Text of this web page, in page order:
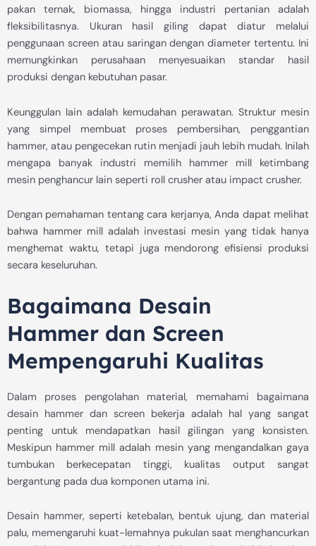
pakan ternak, biomassa, hingga industri pertanian adalah
fleksibilitasnya. Ukuran hasil giling dapat diatur melalui
penggunaan screen atau saringan dengan diameter tertentu. Ini
memungkinkan perusahaan menyesuaikan standar hasil
produksi dengan kebutuhan pasar.
Keunggulan lain adalah kemudahan perawatan. Struktur mesin
yang simpel membuat proses pembersihan, penggantian
hammer, atau pengecekan rutin menjadi jauh lebih mudah. Inilah
mengapa banyak industri memilih hammer mill ketimbang
mesin penghancur lain seperti roll crusher atau impact crusher.
Dengan pemahaman tentang cara kerjanya, Anda dapat melihat
bahwa hammer mill adalah investasi mesin yang tidak hanya
menghemat waktu, tetapi juga mendorong efisiensi produksi
secara keseluruhan.
Bagaimana Desain
Hammer dan Screen
Mempengaruhi Kualitas
Dalam proses pengolahan material, memahami bagaimana
desain hammer dan screen bekerja adalah hal yang sangat
penting untuk mendapatkan hasil gilingan yang konsisten.
Meskipun hammer mill adalah mesin yang mengandalkan gaya
tumbukan berkecepatan tinggi, kualitas output sangat
bergantung pada dua komponen utama ini.
Desain hammer, seperti ketebalan, bentuk ujung, dan material
palu, memengaruhi kuat-lemahnya pukulan saat menghancurkan